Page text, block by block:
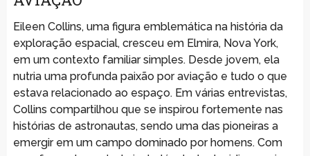
Eileen Collins, uma figura emblemática na história da
exploração espacial, cresceu em Elmira, Nova York,
em um contexto familiar simples. Desde jovem, ela
nutria uma profunda paixão por aviação e tudo o que
estava relacionado ao espaço. Em várias entrevistas,
Collins compartilhou que se inspirou fortemente nas
histórias de astronautas, sendo uma das pioneiras a
emergir em um campo dominado por homens. Com